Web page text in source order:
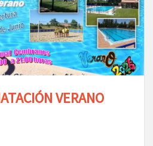
VERANO